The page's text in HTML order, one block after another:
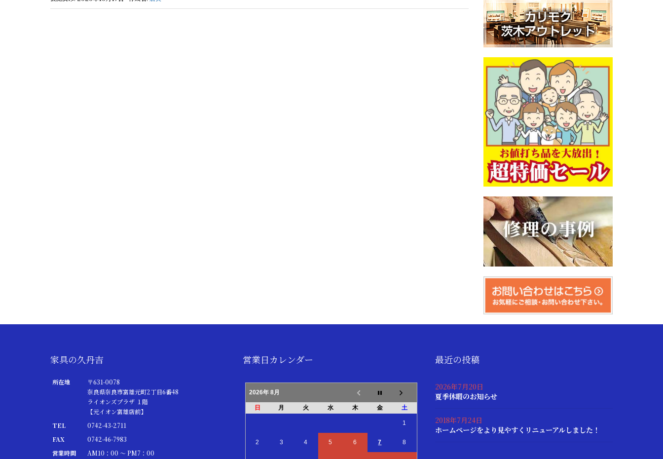
家具の久丹吉
所在地
〒631-0078
奈良県奈良市富雄元町2丁目6番48
ライオンズプラザ １階
【元イオン富雄店前】
TEL
0742-43-2711
FAX
0742-46-7983
営業時間
AM10：00 ～ PM7：00
営業日カレンダー
2026年 8月
日 月 火 水 木 金 土
1
2 3 4 5 6 7 8
最近の投稿
2026年7月20日
夏季休暇のお知らせ
2018年7月24日
ホームページをより見やすくリニューアルしました！